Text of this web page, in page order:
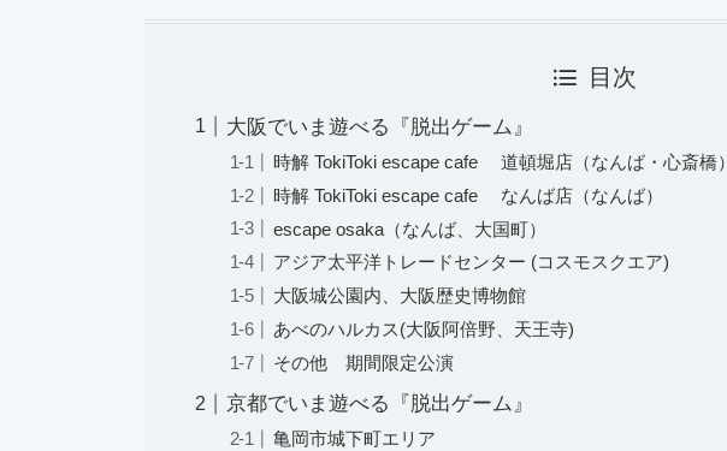
目次
大阪でいま遊べる『脱出ゲーム』
時解 TokiToki escape cafe 道頓堀店（なんば・心斎橋）
時解 TokiToki escape cafe なんば店（なんば）
escape osaka（なんば、大国町）
アジア太平洋トレードセンター (コスモスクエア)
大阪城公園内、大阪歴史博物館
あべのハルカス(大阪阿倍野、天王寺)
その他 期間限定公演
京都でいま遊べる『脱出ゲーム』
亀岡市城下町エリア